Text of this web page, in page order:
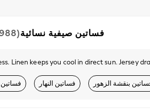
فساتين صيفية نسائية(2988)
Linen keeps you cool in direct sun. Jersey
yellow, and classic black. Popular
maternity fits available. Home delivery
بنقشة الزهور فساتين النهار فساتين